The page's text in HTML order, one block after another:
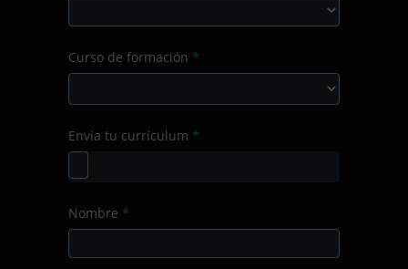
Producto/Servicio
Curso de formación *
Envia tu currículum *
Nombre *